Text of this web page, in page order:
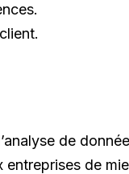
de
entreprises de